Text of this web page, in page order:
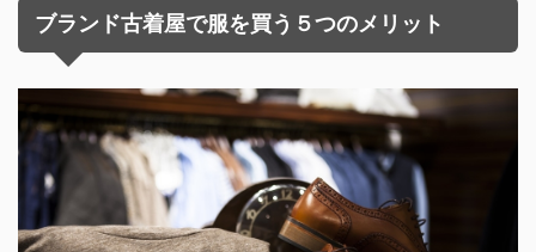
ブランド古着屋で服を買う５つのメリット